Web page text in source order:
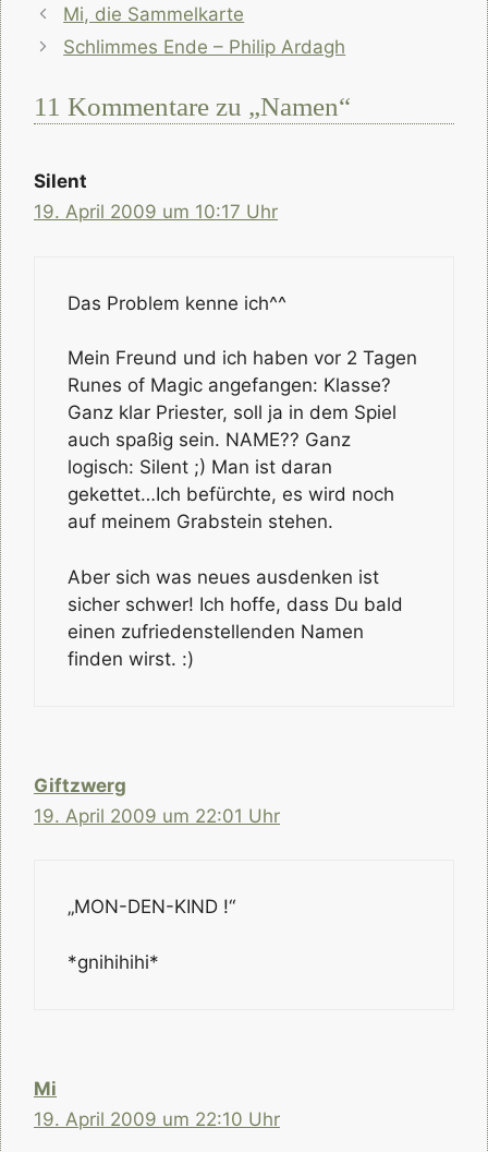
Mi, die Sammelkarte
Schlimmes Ende – Philip Ardagh
11 Kommentare zu „Namen“
Silent
19. April 2009 um 10:17 Uhr
Das Problem kenne ich^^
Mein Freund und ich haben vor 2 Tagen
Runes of Magic angefangen: Klasse?
Ganz klar Priester, soll ja in dem Spiel
auch spaßig sein. NAME?? Ganz
logisch: Silent ;) Man ist daran
gekettet…Ich befürchte, es wird noch
auf meinem Grabstein stehen.
Aber sich was neues ausdenken ist
sicher schwer! Ich hoffe, dass Du bald
einen zufriedenstellenden Namen
finden wirst. :)
Giftzwerg
19. April 2009 um 22:01 Uhr
„MON-DEN-KIND !“
*gnihihihi*
Mi
19. April 2009 um 22:10 Uhr